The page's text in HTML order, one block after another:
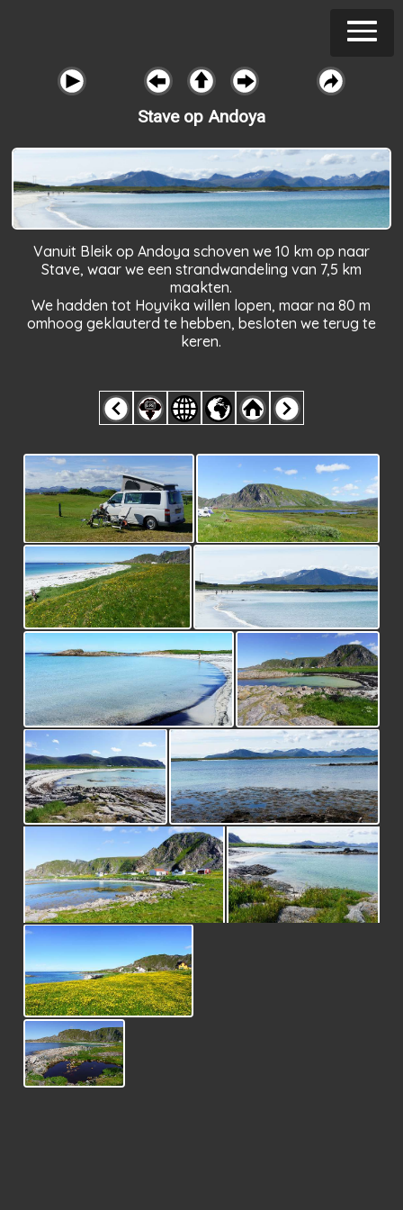
Stave op Andoya
Vanuit Bleik op Andoya schoven we 10 km op naar
Stave, waar we een strandwandeling van 7,5 km
maakten.
We hadden tot Hoyvika willen lopen, maar na 80 m
omhoog geklauterd te hebben, besloten we terug te
keren.